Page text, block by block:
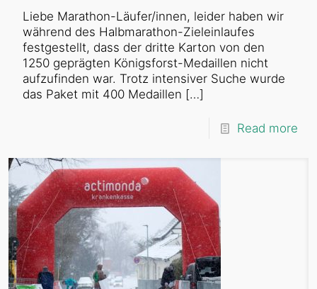
Liebe Marathon-Läufer/innen, leider haben wir
während des Halbmarathon-Zieleinlaufes
festgestellt, dass der dritte Karton von den
1250 geprägten Königsforst-Medaillen nicht
aufzufinden war. Trotz intensiver Suche wurde
das Paket mit 400 Medaillen […]
Read more